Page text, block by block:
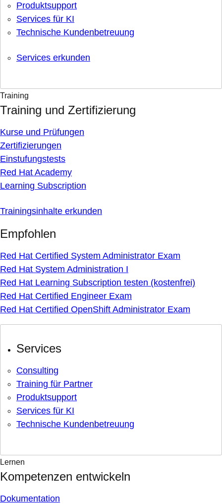
Produktsupport
Services für KI
Technische Kundenbetreuung
Services erkunden
Training
Training und Zertifizierung
Kurse und Prüfungen
Zertifizierungen
Einstufungstests
Red Hat Academy
Learning Subscription
Trainingsinhalte erkunden
Empfohlen
Red Hat Certified System Administrator Exam
Red Hat System Administration I
Red Hat Learning Subscription testen (kostenfrei)
Red Hat Certified Engineer Exam
Red Hat Certified OpenShift Administrator Exam
Services
Consulting
Training für Partner
Produktsupport
Services für KI
Technische Kundenbetreuung
Lernen
Kompetenzen entwickeln
Dokumentation